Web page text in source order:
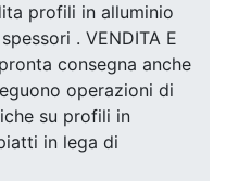
profili in alluminio
. VENDITA E
consegna anche
operazioni di
su profili in
in lega di